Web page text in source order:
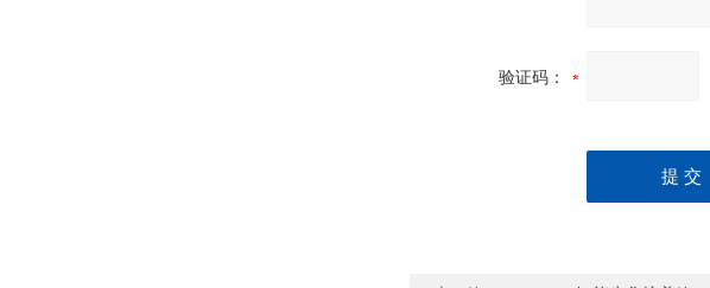
验证码：